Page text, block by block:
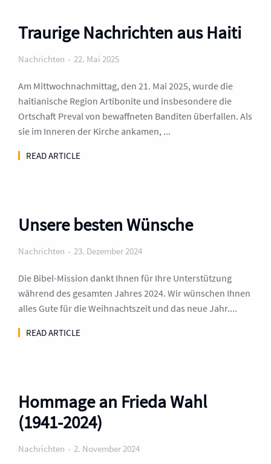
Traurige Nachrichten aus Haiti
Nachrichten 22. Mai 2025
Am Mittwochnachmittag, den 21. Mai 2025, wurde die
haitianische Region Artibonite und insbesondere die
Ortschaft Preval von bewaffneten Banditen überfallen. Als
sie im Inneren der Kirche ankamen, ...
READ ARTICLE
Unsere besten Wünsche
Nachrichten 23. Dezember 2024
Die Bibel-Mission dankt Ihnen für Ihre Unterstützung
während des gesamten Jahres 2024. Wir wünschen Ihnen
alles Gute für die Weihnachtszeit und das neue Jahr....
READ ARTICLE
Hommage an Frieda Wahl
(1941-2024)
Nachrichten 2. November 2024